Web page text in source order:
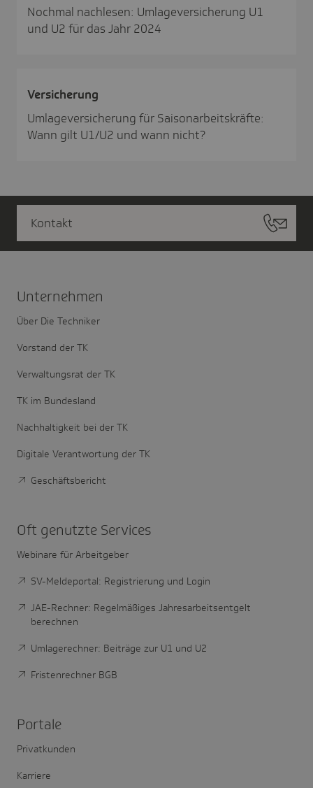
Nochmal nachlesen: Umlageversicherung U1
und U2 für das Jahr 2024
Versi­che­rung
Umlageversicherung für Saisonarbeitskräfte:
Wann gilt U1/U2 und wann nicht?
Kontakt
Unter­nehmen
Über Die Techniker
Vorstand der TK
Verwaltungsrat der TK
TK im Bundesland
Nachhaltigkeit bei der TK
Digitale Verantwortung der TK
Geschäftsbericht
Oft genutzte Services
Webinare für Arbeitgeber
SV-Meldeportal: Registrierung und Login
JAE-Rechner: Regelmäßiges Jahresarbeitsentgelt
berechnen
Umlagerechner: Beiträge zur U1 und U2
Fristenrechner BGB
Portale
Privatkunden
Karriere